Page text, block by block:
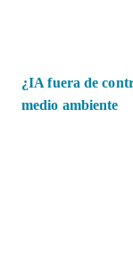
¿IA fuera de
medio ambiente